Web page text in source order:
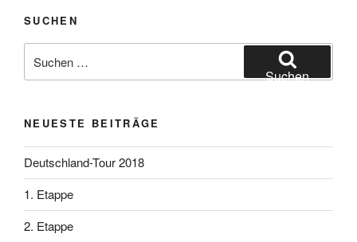
SUCHEN
nach:
Suchen
NEUESTE BEITRÄGE
Deutschland-Tour 2018
1. Etappe
2. Etappe